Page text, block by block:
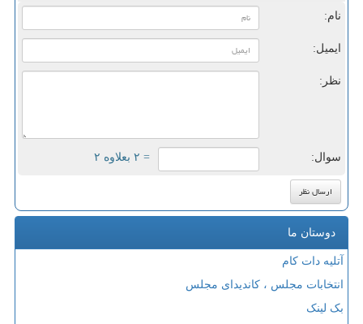
نام:
ایمیل:
نظر:
سوال: = ۲ بعلاوه ۲
دوستان ما
آتلیه دات کام
انتخابات مجلس ، کاندیدای مجلس
بک لینک